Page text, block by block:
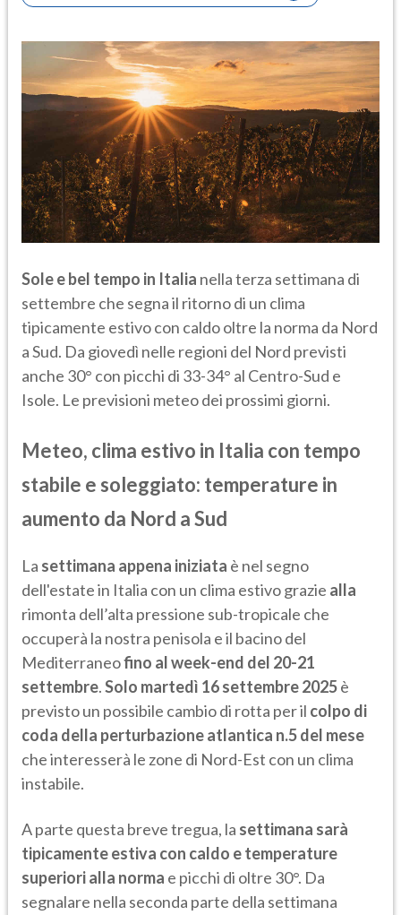
Sole e bel tempo in Italia nella terza settimana di
settembre che segna il ritorno di un clima
tipicamente estivo con caldo oltre la norma da Nord
a Sud. Da giovedì nelle regioni del Nord previsti
anche 30° con picchi di 33-34° al Centro-Sud e
Isole. Le previsioni meteo dei prossimi giorni.
Meteo, clima estivo in Italia con tempo
stabile e soleggiato: temperature in
aumento da Nord a Sud
La settimana appena iniziata è nel segno
dell'estate in Italia con un clima estivo grazie alla
rimonta dell’alta pressione sub-tropicale che
occuperà la nostra penisola e il bacino del
Mediterraneofino al week-end del 20-21
settembre.Solo martedì 16 settembre 2025è
previsto un possibile cambio di rotta per il colpo di
coda della perturbazione atlantica n.5 del mese
che interesserà le zone di Nord-Est con un clima
instabile.
A parte questa breve tregua, la settimana sarà
tipicamente estiva con caldo e temperature
superiori alla norma e picchi di oltre 30°. Da
segnalare nella seconda parte della settimana